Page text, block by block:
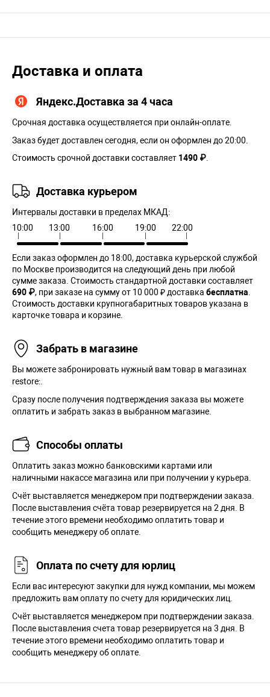
Доставка и оплата
Яндекс.Доставка за 4 часа
Срочная доставка осуществляется при онлайн-оплате.
Заказ будет доставлен сегодня, если он оформлен до 20:00.
Стоимость срочной доставки составляет 1490 ₽.
Доставка курьером
Интервалы доставки в пределах МКАД:
10:00
13:00 16:00 19:00 22:00
Если заказ оформлен до 18:00, доставка курьерской службой
по Москве производится на следующий день при любой
сумме заказа. Cтоимость стандартной доставки составляет
690 ₽, при заказе на сумму от 10 000 ₽ доставка бесплатна.
Стоимость доставки крупногабаритных товаров указана в
карточке товара и корзине.
Забрать в магазине
Вы можете забронировать нужный вам товар в магазинах
restore:.
Сразу после получения подтверждения заказа вы можете
оплатить и забрать заказ в выбранном магазине.
Способы оплаты
Оплатить заказ можно банковскими картами или
наличными накассе магазина или при получении у курьера.
Cчёт выставляется менеджером при подтверждении заказа.
После выставления счёта товар резервируется на 2 дня. В
течение этого времени необходимо оплатить товар и
сообщить менеджеру об оплате.
Оплата по счету для юрлиц
Если вас интересуют закупки для нужд компании, мы можем
предложить вам оплату по счету для юридических лиц.
Счёт выставляется менеджером при подтверждении заказа.
После выставления счета товар резервируется на 3 дня. В
течение этого времени необходимо оплатить товар и
сообщить менеджеру об оплате.